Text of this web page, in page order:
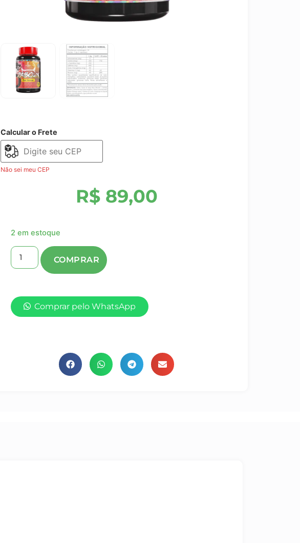
Calcular o Frete
Não sei meu CEP
R$89,00
2 em estoque
Comprar pelo WhatsApp